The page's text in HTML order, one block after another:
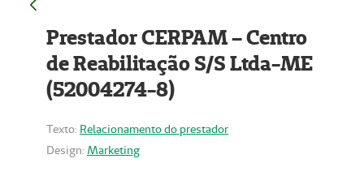
Prestador CERPAM – Centro
de Reabilitação S/S Ltda-ME
(52004274-8)
Texto: Relacionamento do prestador
Design: Marketing